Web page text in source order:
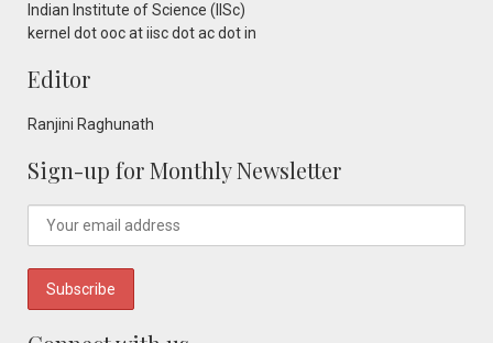
Indian Institute of Science (IISc)
kernel dot ooc at iisc dot ac dot in
Editor
Ranjini Raghunath
Sign-up for Monthly Newsletter